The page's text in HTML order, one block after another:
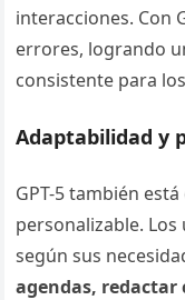
interacciones. Con
errores, logrando
consistente para
Adaptabilidad y
GPT-5 también
personalizable.
según sus
agendas, redactar